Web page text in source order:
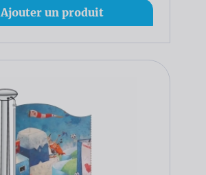
Ajouter un produit